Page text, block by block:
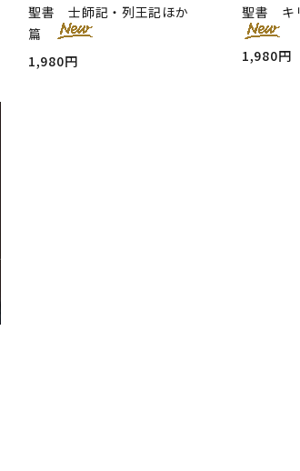
聖書 士師記・列王記ほか
篇
1,980円
聖書 キ
1,980円